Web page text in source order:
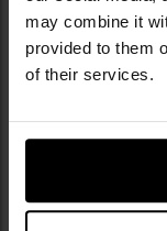
may combine it
provided to them
of their services.
Twojego
Wybierając